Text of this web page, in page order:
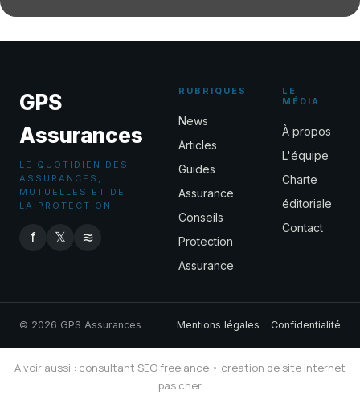
GPS
Assurances
LE QUOTIDIEN DES
ASSURANCES,
MUTUELLES ET DE
LA PROTECTION
f 𝕏 ≋
RUBRIQUES
News
Articles
Guides
Assurance
Conseils
Protection
Assurance
LE
MÉDIA
À propos
L'équipe
Charte
éditoriale
Contact
© 2026 GPS Assurances Mentions légales Confidentialité
A voir aussi : consultant SEO freelance • création de site internet
pas cher